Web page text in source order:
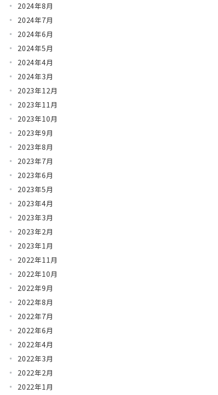
2024年8月
2024年7月
2024年6月
2024年5月
2024年4月
2024年3月
2023年12月
2023年11月
2023年10月
2023年9月
2023年8月
2023年7月
2023年6月
2023年5月
2023年4月
2023年3月
2023年2月
2023年1月
2022年11月
2022年10月
2022年9月
2022年8月
2022年7月
2022年6月
2022年4月
2022年3月
2022年2月
2022年1月